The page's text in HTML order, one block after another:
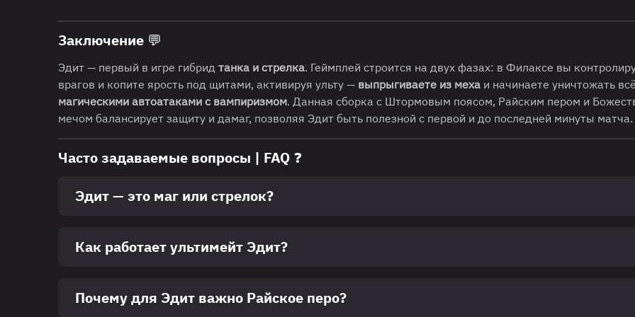
Заключение 💬
Эдит — первый в игре гибрид танка и стрелка. Геймплей строится на двух фазах: в Филаксе вы
врагов и копите ярость под щитами, активируя ульту — выпрыгиваете из меха и начинаете уничтожать всё
магическими автоатаками с вампиризмом. Данная сборка с Штормовым поясом, Райским пером и
мечом балансирует защиту и дамаг, позволяя Эдит быть полезной с первой и до последней минуты матча.
Часто задаваемые вопросы | FAQ ❓
Эдит — это маг или стрелок?
Как работает ультимейт Эдит?
Почему для Эдит важно Райское перо?